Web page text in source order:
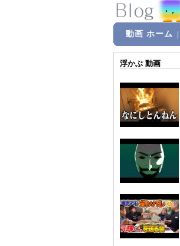
動画 ホーム
浮かぶ 動画